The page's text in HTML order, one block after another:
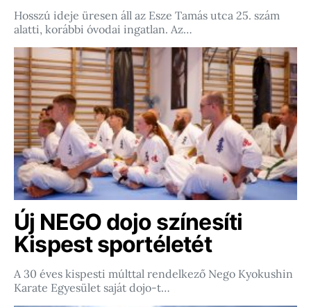
Hosszú ideje üresen áll az Esze Tamás utca 25. szám
alatti, korábbi óvodai ingatlan. Az…
Új NEGO dojo színesíti
Kispest sportéletét
A 30 éves kispesti múlttal rendelkező Nego Kyokushin
Karate Egyesület saját dojo-t…